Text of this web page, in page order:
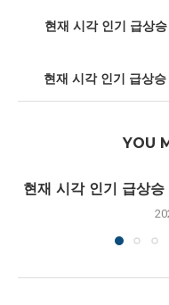
현재 시각 인기 급상
현재 시각 인기 급상
YOU
현재 시각 인기 급상